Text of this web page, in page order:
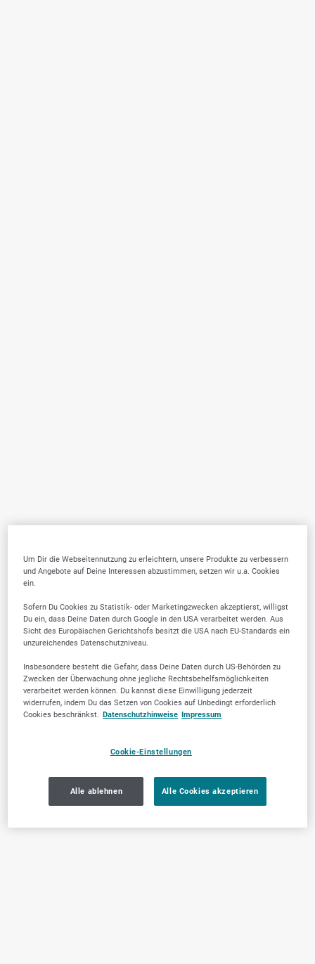
Um Dir die Webseitennutzung zu erleichtern, unsere Produkte zu verbessern
und Angebote auf Deine Interessen abzustimmen, setzen wir u.a. Cookies
ein.
Sofern Du Cookies zu Statistik- oder Marketingzwecken akzeptierst, willigst
Du ein, dass Deine Daten durch Google in den USA verarbeitet werden. Aus
Sicht des Europäischen Gerichtshofs besitzt die USA nach EU-Standards ein
unzureichendes Datenschutzniveau.
Insbesondere besteht die Gefahr, dass Deine Daten durch US-Behörden zu
Zwecken der Überwachung ohne jegliche Rechtsbehelfsmöglichkeiten
verarbeitet werden können. Du kannst diese Einwilligung jederzeit
widerrufen, indem Du das Setzen von Cookies auf Unbedingt erforderlich
Cookies beschränkst. Datenschutzhinweise Impressum
Cookie-Einstellungen
Alle ablehnen Alle Cookies akzeptieren